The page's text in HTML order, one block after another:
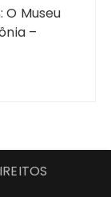
O Museu
–